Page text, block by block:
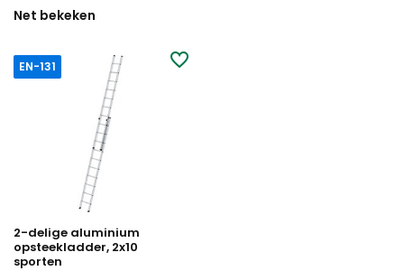
Net bekeken
EN-131
2-delige aluminium
opsteekladder, 2x10
sporten